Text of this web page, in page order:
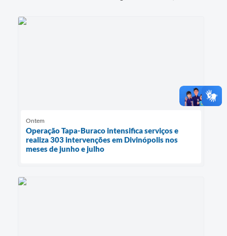
Ontem
Operação Tapa-Buraco intensifica serviços e
realiza 303 intervenções em Divinópolis nos
meses de junho e julho